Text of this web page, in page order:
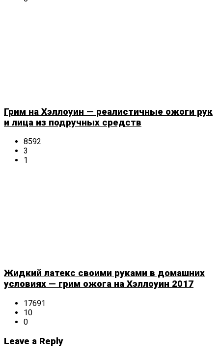
Грим на Хэллоуин — реалистичные ожоги рук
и лица из подручных средств
8592
3
1
Жидкий латекс своими руками в домашних
условиях — грим ожога на Хэллоуин 2017
17691
10
0
Leave a Reply